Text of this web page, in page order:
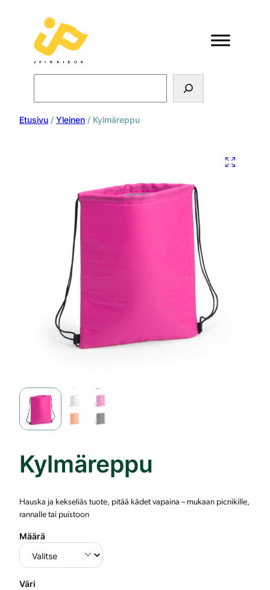
Etusivu / Yleinen / Kylmäreppu
Kylmäreppu
Hauska ja kekseliäs tuote, pitää kädet vapaina – mukaan picnikille,
rannalle tai puistoon
Määrä
Väri